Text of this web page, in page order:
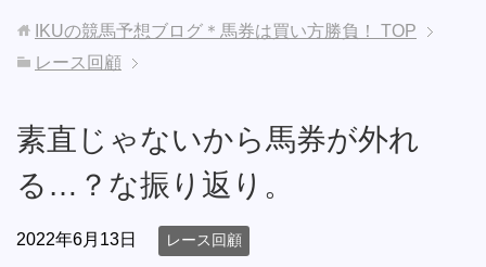
IKUの競馬予想ブログ＊馬券は買い方勝負！
TOP
レース回顧
素直じゃないから馬券が外れ
る…？な振り返り。
2022年6月13日 レース回顧